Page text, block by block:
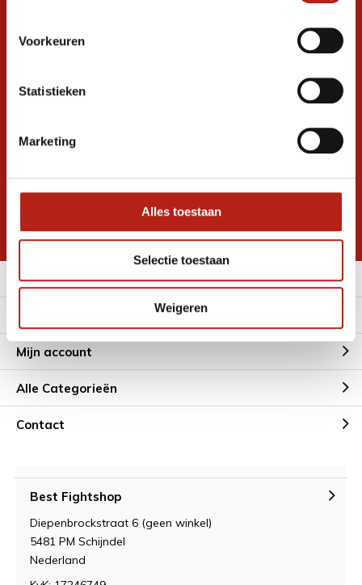
Voorkeuren
Statistieken
Marketing
Alles toestaan
Selectie toestaan
Weigeren
graag verder. 24/7
Ontvang de nieuwste aanbiedingen en
Inschrijven voor
* Lees hier de wettelijke beperkingen
Meer informatie
Mijn account
Alle Categorieën
Contact
Best Fightshop
Diepenbrockstraat 6 (geen winkel)
5481 PM Schijndel
Nederland